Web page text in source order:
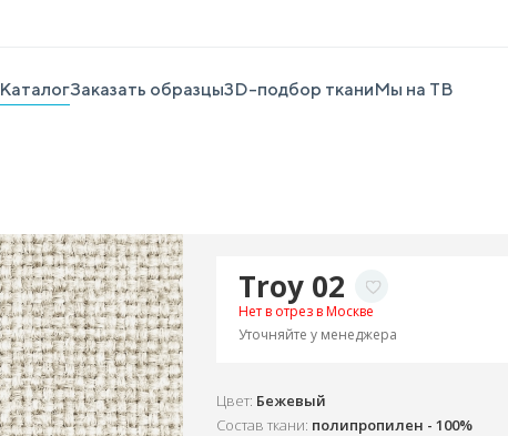
КаталогЗаказать образцы3D-подбор тканиМы на ТВ
Troy 02
Нет в отрез в Москве
Уточняйте у менеджера
Цвет: Бежевый
Состав ткани: полипропилен - 100%